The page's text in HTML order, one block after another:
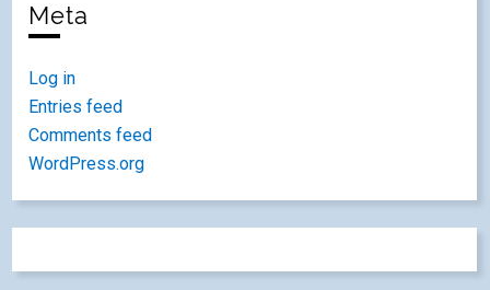
Meta
Log in
Entries feed
Comments feed
WordPress.org